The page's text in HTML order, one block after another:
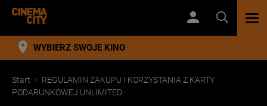
WYBIERZ SWOJE KINO
Start
REGULAMIN ZAKUPU I KORZYSTANIA Z KARTY
PODARUNKOWEJ UNLIMITED